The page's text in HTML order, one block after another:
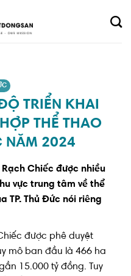
TRIỂN KHAI
THỂ THAO
NĂM 2024
Chiếc được nhiều
vực trung tâm về thể
TP. Thủ Đức nói riêng
được phê duyệt
mô ban đầu là 466 ha
15.000 tỷ đồng. Tuy